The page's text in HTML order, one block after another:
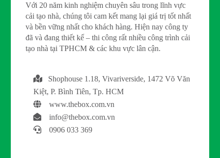
Với 20 năm kinh nghiệm chuyên sâu trong lĩnh vực
cải tạo nhà, chúng tôi cam kết mang lại giá trị tốt nhất
và bền vững nhất cho khách hàng. Hiện nay công ty
đã và đang thiết kế – thi công rất nhiều công trình cải
tạo nhà tại TPHCM & các khu vực lân cận.
Shophouse 1.18, Vivariverside, 1472 Võ Văn
Kiệt, P. Bình Tiên, Tp. HCM
www.thebox.com.vn
info@thebox.com.vn
0906 033 369